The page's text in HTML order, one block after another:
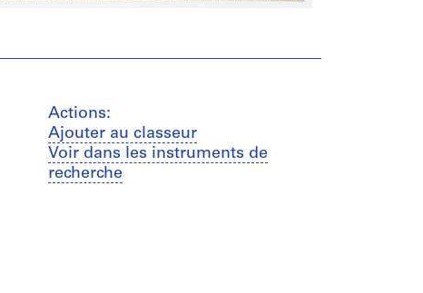
Actions:
Ajouter au classeur
Voir dans les instruments de
recherche